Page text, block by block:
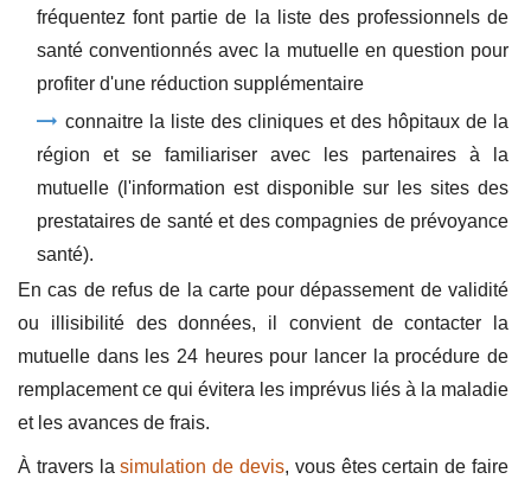
fréquentez font partie de la liste des professionnels de
santé conventionnés avec la mutuelle en question pour
profiter d'une réduction supplémentaire
connaitre la liste des cliniques et des hôpitaux de la
région et se familiariser avec les partenaires à la
mutuelle (l'information est disponible sur les sites des
prestataires de santé et des compagnies de prévoyance
santé).
En cas de refus de la carte pour dépassement de validité
ou illisibilité des données, il convient de contacter la
mutuelle dans les 24 heures pour lancer la procédure de
remplacement ce qui évitera les imprévus liés à la maladie
et les avances de frais.
À travers lasimulation de devis, vous êtes certain de faire